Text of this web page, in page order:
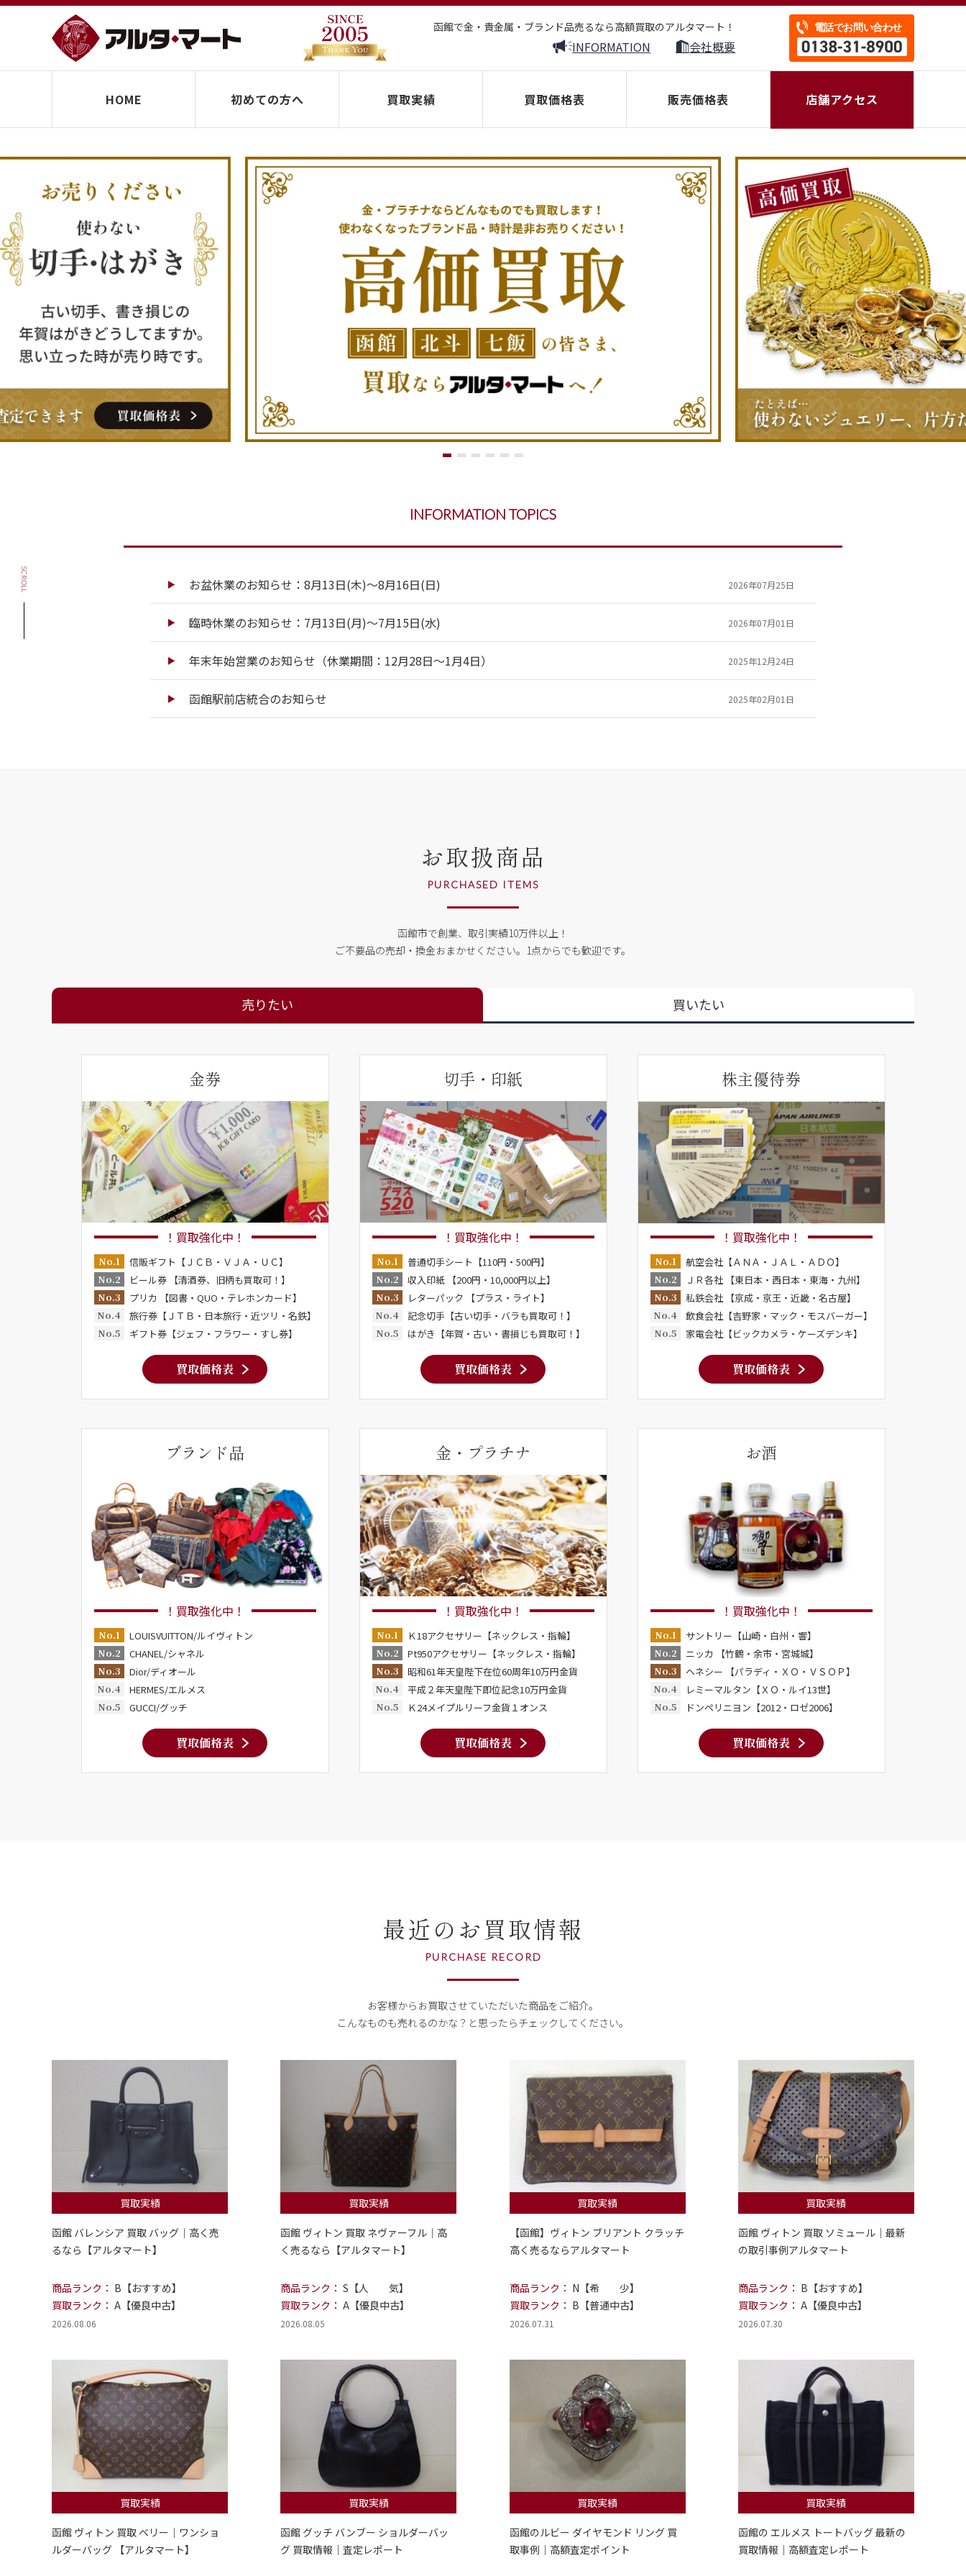
函館で金・貴金属・ブランド品売るなら高額買取のアルタマート！
INFORMATION 会社概要
HOME 初めての方へ 買取実績 買取価格表 販売価格表 店舗アクセス
SCROLL
INFORMATION TOPICS
お盆休業のお知らせ：8月13日(木)～8月16日(日) 2026年07月25日
臨時休業のお知らせ：7月13日(月)～7月15日(水) 2026年07月01日
年末年始営業のお知らせ（休業期間：12月28日～1月4日） 2025年12月24日
函館駅前店統合のお知らせ 2025年02月01日
お取扱商品
PURCHASED ITEMS
函館市で創業、取引実績10万件以上！
ご不要品の売却・換金おまかせください。 1点からでも歓迎です。
売りたい 買いたい
金券
！買取強化中！
No.1
信販ギフト【ＪＣＢ・ＶＪＡ・ＵＣ】
No.2
ビール券 【清酒券、旧柄も買取可！】
No.3
プリカ 【図書・QUO・テレホンカード】
No.4
旅行券【ＪＴＢ・日本旅行・近ツリ・名鉄】
No.5
ギフト券【ジェフ・フラワー・すし券】
買取価格表
切手・印紙
！買取強化中！
No.1
普通切手シート【110円・500円】
No.2
収入印紙 【200円・10,000円以上】
No.3
レターパック 【プラス・ライト】
No.4
記念切手【古い切手・バラも買取可！】
No.5
はがき【年賀・古い・書損じも買取可！】
買取価格表
株主優待券
！買取強化中！
No.1
航空会社【ＡＮＡ・ＪＡＬ・ＡＤＯ】
No.2
ＪＲ各社 【東日本・西日本・東海・九州】
No.3
私鉄会社 【京成・京王・近畿・名古屋】
No.4
飲食会社【吉野家・マック・モスバーガー】
No.5
家電会社【ビックカメラ・ケーズデンキ】
買取価格表
ブランド品
！買取強化中！
No.1
LOUISVUITTON/ルイヴィトン
No.2
CHANEL/シャネル
No.3
Dior/ディオール
No.4
HERMES/エルメス
No.5
GUCCI/グッチ
買取価格表
金・プラチナ
！買取強化中！
No.1
Ｋ18アクセサリー【ネックレス・指輪】
No.2
Pt950アクセサリー【ネックレス・指輪】
No.3
昭和61年天皇陛下在位60周年10万円金貨
No.4
平成２年天皇陛下即位記念10万円金貨
No.5
Ｋ24メイプルリーフ金貨１オンス
買取価格表
お酒
！買取強化中！
No.1
サントリー【山崎・白州・響】
No.2
ニッカ 【竹鶴・余市・宮城城】
No.3
ヘネシー 【パラディ・ＸＯ・ＶＳＯＰ】
No.4
レミーマルタン【ＸＯ・ルイ13世】
No.5
ドンペリニヨン【2012・ロゼ2006】
買取価格表
最近のお買取情報
PURCHASE RECORD
お客様からお買取させていただいた商品をご紹介。
こんなものも売れるのかな？ と思ったらチェックしてください。
買取実績
函館 バレンシア 買取 バッグ｜高く売
るなら【アルタマート】
商品ランク： B【おすすめ】
買取ランク： A【優良中古】
2026.08.06
買取実績
函館 ヴィトン 買取 ネヴァーフル｜高
く売るなら【アルタマート】
商品ランク： S【人 気】
買取ランク： A【優良中古】
2026.08.05
買取実績
【函館】ヴィトン ブリアント クラッチ
高く売るならアルタマート
商品ランク： N【希 少】
買取ランク： B【普通中古】
2026.07.31
買取実績
函館 ヴィトン 買取 ソミュール｜最新
の取引事例アルタマート
商品ランク： B【おすすめ】
買取ランク： A【優良中古】
2026.07.30
買取実績
函館 ヴィトン 買取 ベリー｜ワンショ
ルダーバッグ 【アルタマート】
買取実績
函館 グッチ バンブー ショルダーバッ
グ 買取情報｜査定レポート
買取実績
函館のルビー ダイヤモンド リング 買
取事例｜高額査定ポイント
買取実績
函館の エルメス トートバッグ 最新の
買取情報｜高額査定レポート